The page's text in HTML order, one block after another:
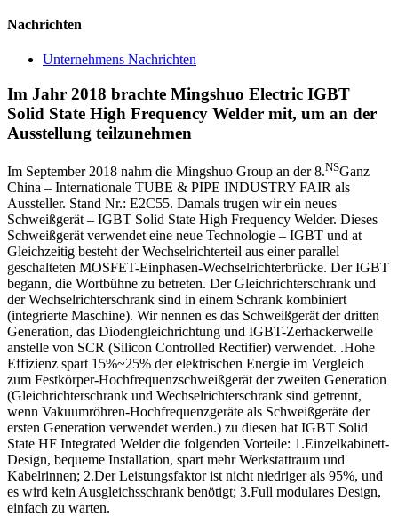
Nachrichten
Unternehmens Nachrichten
Im Jahr 2018 brachte Mingshuo Electric IGBT
Solid State High Frequency Welder mit, um an der
Ausstellung teilzunehmen
Im September 2018 nahm die Mingshuo Group an der 8.NSGanz
China – Internationale TUBE & PIPE INDUSTRY FAIR als
Aussteller. Stand Nr.: E2C55. Damals trugen wir ein neues
Schweißgerät – IGBT Solid State High Frequency Welder. Dieses
Schweißgerät verwendet eine neue Technologie – IGBT und at
Gleichzeitig besteht der Wechselrichterteil aus einer parallel
geschalteten MOSFET-Einphasen-Wechselrichterbrücke. Der IGBT
begann, die Wortbühne zu betreten. Der Gleichrichterschrank und
der Wechselrichterschrank sind in einem Schrank kombiniert
(integrierte Maschine). Wir nennen es das Schweißgerät der dritten
Generation, das Diodengleichrichtung und IGBT-Zerhackerwelle
anstelle von SCR (Silicon Controlled Rectifier) ​​verwendet. .Hohe
Effizienz spart 15%~25% der elektrischen Energie im Vergleich
zum Festkörper-Hochfrequenzschweißgerät der zweiten Generation
(Gleichrichterschrank und Wechselrichterschrank sind getrennt,
wenn Vakuumröhren-Hochfrequenzgeräte als Schweißgeräte der
ersten Generation verwendet werden.) zu diesen hat IGBT Solid
State HF Integrated Welder die folgenden Vorteile: 1.Einzelkabinett-
Design, bequeme Installation, spart mehr Werkstattraum und
Kabelrinnen; 2.Der Leistungsfaktor ist nicht niedriger als 95%, und
es wird kein Ausgleichsschrank benötigt; 3.Full modulares Design,
einfach zu warten.